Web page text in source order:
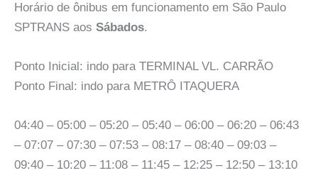
Horário de ônibus em funcionamento em São Paulo
SPTRANS aos Sábados.
Ponto Inicial: indo para TERMINAL VL. CARRÃO
Ponto Final: indo para METRÔ ITAQUERA
04:40 – 05:00 – 05:20 – 05:40 – 06:00 – 06:20 – 06:43
– 07:07 – 07:30 – 07:53 – 08:17 – 08:40 – 09:03 –
09:40 – 10:20 – 11:08 – 11:45 – 12:25 – 12:50 – 13:10